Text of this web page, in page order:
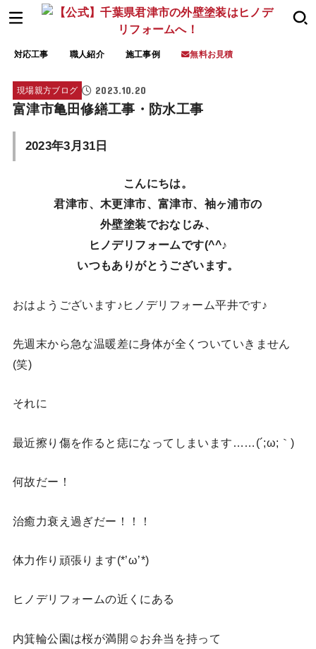
対応工事 職人紹介 施工事例 無料お見積
現場親方ブログ 2023.10.20
富津市亀田修繕工事・防水工事
2023年3月31日
こんにちは。
君津市、木更津市、富津市、袖ヶ浦市の
外壁塗装でおなじみ、
ヒノデリフォームです(^^♪
いつもありがとうございます。
おはようございます♪ヒノデリフォーム平井です♪
先週末から急な温暖差に身体が全くついていきません
(笑)
それに
最近擦り傷を作ると痣になってしまいます……(´;ω;｀)
何故だー！
治癒力衰え過ぎだー！！！
体力作り頑張ります(*’ω’*)
ヒノデリフォームの近くにある
内箕輪公園は桜が満開☺お弁当を持って